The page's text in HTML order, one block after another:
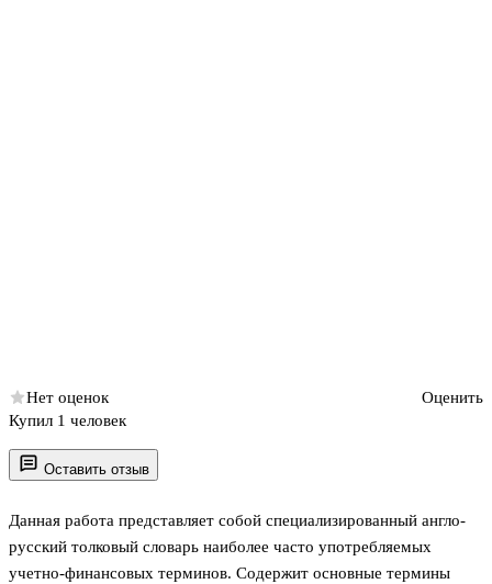
Оставить отзыв
Данная работа представляет собой специализированный англо-
русский толковый словарь наиболее часто употребляемых
учетно-финансовых терминов. Содержит основные термины
Нет оценок
Оценить
Купил 1 человек